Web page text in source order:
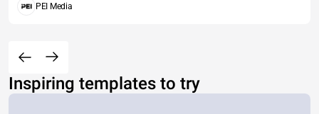
PEI Media
Inspiring templates to try